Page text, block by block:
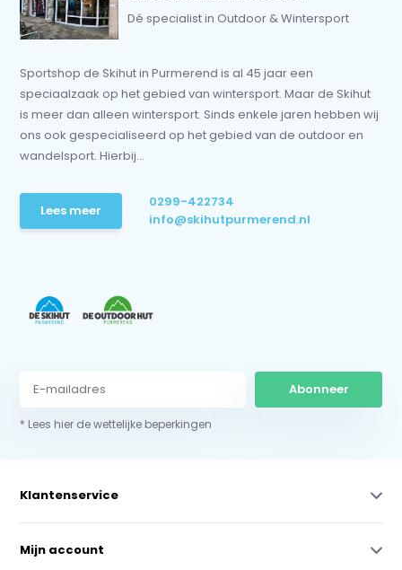
Dé specialist in Outdoor & Wintersport
Sportshop de Skihut in Purmerend is al 45 jaar een
speciaalzaak op het gebied van wintersport. Maar de Skihut
is meer dan alleen wintersport. Sinds enkele jaren hebben wij
ons ook gespecialiseerd op het gebied van de outdoor en
wandelsport. Hierbij...
Lees meer
0299-422734
info@skihutpurmerend.nl
Abonneer
* Lees hier de wettelijke beperkingen
Klantenservice
Mijn account